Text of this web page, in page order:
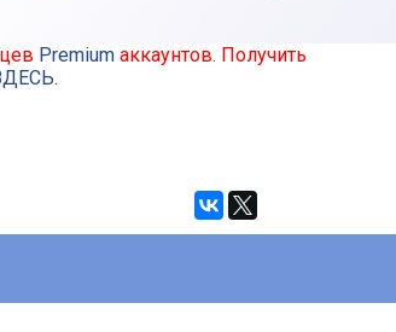
Premium аккаунтов. Получить
.